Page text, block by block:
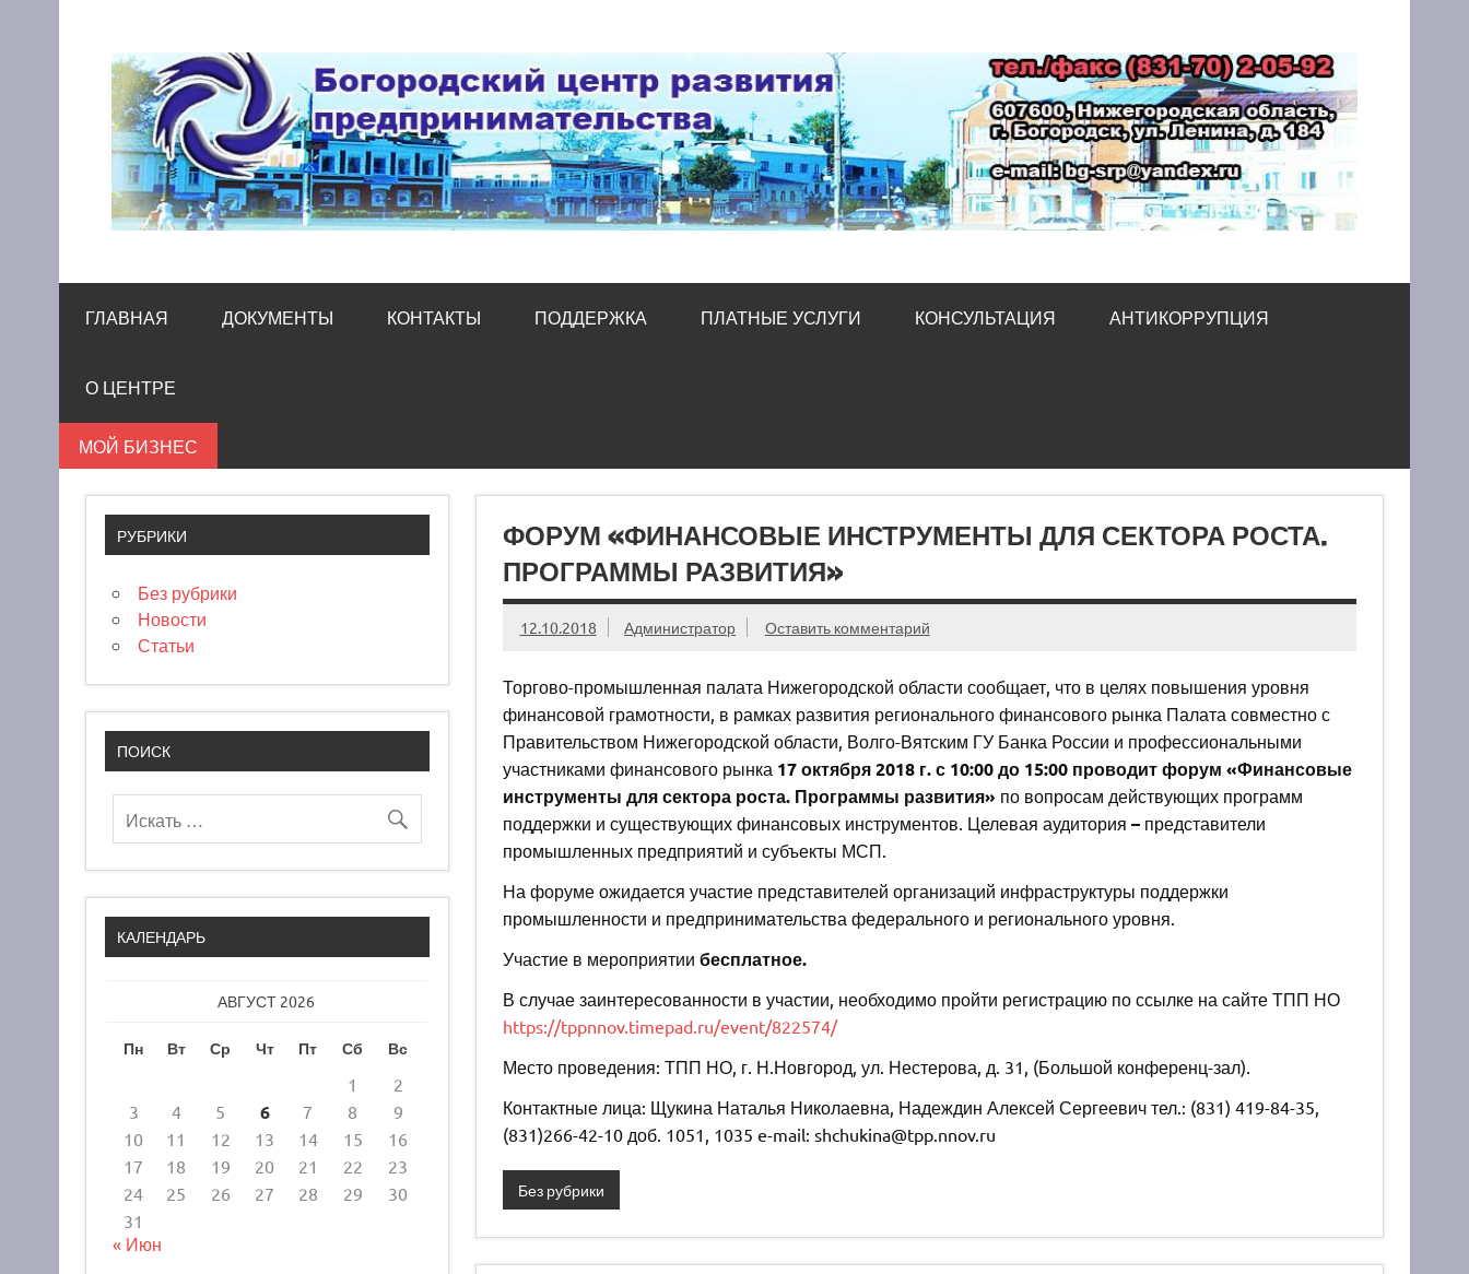
ГЛАВНАЯ ДОКУМЕНТЫ КОНТАКТЫ ПОДДЕРЖКА ПЛАТНЫЕ УСЛУГИ КОНСУЛЬТАЦИЯ АНТИКОРРУПЦИЯ
О ЦЕНТРЕ
МОЙ БИЗНЕС
ФОРУМ «ФИНАНСОВЫЕ ИНСТРУМЕНТЫ ДЛЯ СЕКТОРА РОСТА.
ПРОГРАММЫ РАЗВИТИЯ»
12.10.2018 Администратор Оставить комментарий
Торгово-промышленная палата Нижегородской области сообщает, что в целях повышения уровня
финансовой грамотности, в рамках развития регионального финансового рынка Палата совместно с
Правительством Нижегородской области, Волго-Вятским ГУ Банка России и профессиональными
участниками финансового рынка 17 октября 2018 г. с 10:00 до 15:00 проводит форум «Финансовые
инструменты для сектора роста. Программы развития» по вопросам действующих программ
поддержки и существующих финансовых инструментов. Целевая аудитория – представители
промышленных предприятий и субъекты МСП.
На форуме ожидается участие представителей организаций инфраструктуры поддержки
промышленности и предпринимательства федерального и регионального уровня.
Участие в мероприятии бесплатное.
В случае заинтересованности в участии, необходимо пройти регистрацию по ссылке на сайте ТПП НО
https://tppnnov.timepad.ru/event/822574/
Место проведения: ТПП НО, г. Н.Новгород, ул. Нестерова, д. 31, (Большой конференц-зал).
Контактные лица: Щукина Наталья Николаевна, Надеждин Алексей Сергеевич тел.: (831) 419-84-35,
(831)266-42-10 доб. 1051, 1035 e-mail: shchukina@tpp.nnov.ru
Без рубрики
РУБРИКИ
Без рубрики
Новости
Статьи
ПОИСК
КАЛЕНДАРЬ
АВГУСТ 2026
Пн Вт Ср Чт Пт Сб Вс
1
2
3
4 5 6 7 8
9
10
11 12 13 14 15
16
17
18 19 20 21 22
23
24
25 26 27 28 29
30
31
« Июн